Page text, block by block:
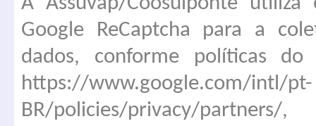
Google ReCaptcha para a
dados, conforme políticas do
https://www.google.com/intl/pt-
BR/policies/privacy/partners/,